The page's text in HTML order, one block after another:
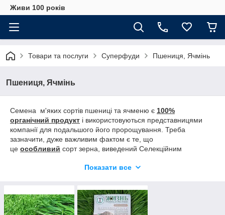
Живи 100 років
Товари та послуги Суперфуди Пшениця, Ячмінь
Пшениця, Ячмінь
Семена м'яких сортів пшениці та ячменю є 100%
органічний продукт і використовуються представницями
компанії для подальшого його пророщування. Треба
зазначити, дуже важливим фактом є те, що
це особливий сорт зерна, виведений Селекційним
корисних речовин і очищений від шкідливої для нашого
Спеціально відібраний, екологічно чистий вигляд зерна
м'яких сортів, пророщуєтьсябез використання землі та
Показати все